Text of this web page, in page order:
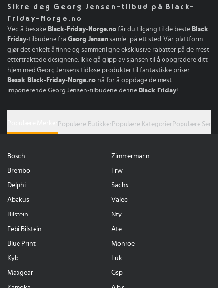
Sikre deg Georg Jensen-tilbud på Black-
Friday-Norge.no
Ved å besøke Black-Friday-Norge.no får du tilgang til de beste Black
Friday-tilbudene fra Georg Jensen samlet på ett sted. Vår plattform
gjør det enkelt å finne og sammenligne eksklusive rabatter på de mest
ettertraktede designene. Ikke gå glipp av sjansen til å oppgradere ditt
hjem med Georg Jensens tidløse produkter til fantastiske priser.
Besøk Black-Friday-Norge.no nå for å oppdage de mest
imponerende Georg Jensen-tilbudene denne Black Friday!
Populære Butikker Populære Kategorier Populære Serie
Bosch Zimmermann
Brembo Trw
Delphi Sachs
Abakus Valeo
Bilstein Nty
Febi Bilstein Ate
Blue Print Monroe
Kyb Luk
Maxgear Gsp